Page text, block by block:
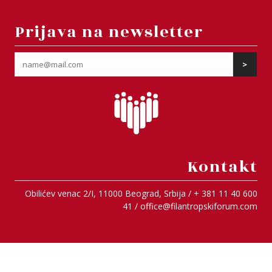
Prijava na newsletter
Kontakt
Obilićev venac 2/I, 11000 Beograd, Srbija / + 381 11 40 600
41 / office@filantropskiforum.com